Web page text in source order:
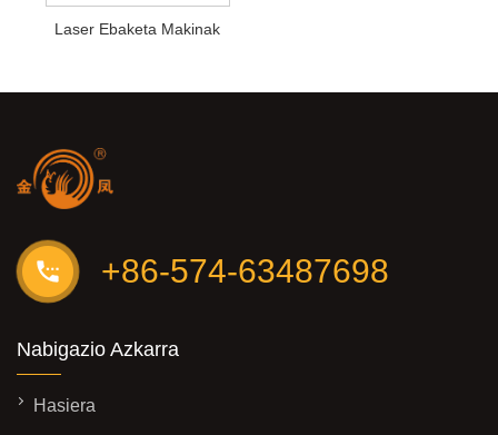
Laser Ebaketa Makinak
+86-574-63487698
Nabigazio Azkarra
Hasiera